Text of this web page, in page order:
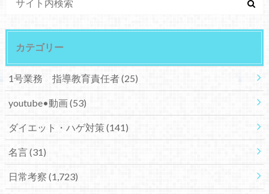
カテゴリー
1号業務 指導教育責任者(25)
youtube•動画(53)
ダイエット・ハゲ対策(141)
名言(31)
日常考察 (1,723)